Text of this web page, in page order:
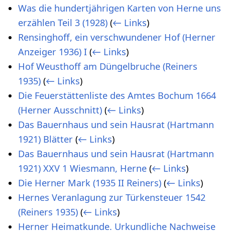
Was die hundertjährigen Karten von Herne uns
erzählen Teil 3 (1928) (← Links)
Rensinghoff, ein verschwundener Hof (Herner
Anzeiger 1936) I (← Links)
Hof Weusthoff am Düngelbruche (Reiners
1935) (← Links)
Die Feuerstättenliste des Amtes Bochum 1664
(Herner Ausschnitt) (← Links)
Das Bauernhaus und sein Hausrat (Hartmann
1921) Blätter (← Links)
Das Bauernhaus und sein Hausrat (Hartmann
1921) XXV 1 Wiesmann, Herne (← Links)
Die Herner Mark (1935 II Reiners) (← Links)
Hernes Veranlagung zur Türkensteuer 1542
(Reiners 1935) (← Links)
Herner Heimatkunde. Urkundliche Nachweise